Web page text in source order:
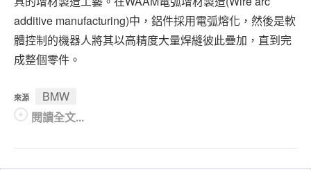
additive manufacturing)中，鋁件採用電弧熔化，然後是軟
體控制的機器人將其以高精度大量焊縫彼此疊加，直到完
成整個零件。
來源
BMW
閱讀全文...